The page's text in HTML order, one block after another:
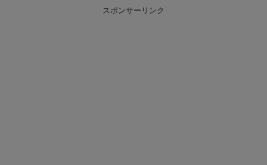
画、エグい 撃たれてから
画、エグい 撃たれてから
スポンサーリンク